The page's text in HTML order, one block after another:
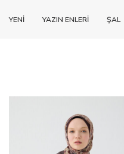
YENİ YAZIN ENLERİ ŞAL